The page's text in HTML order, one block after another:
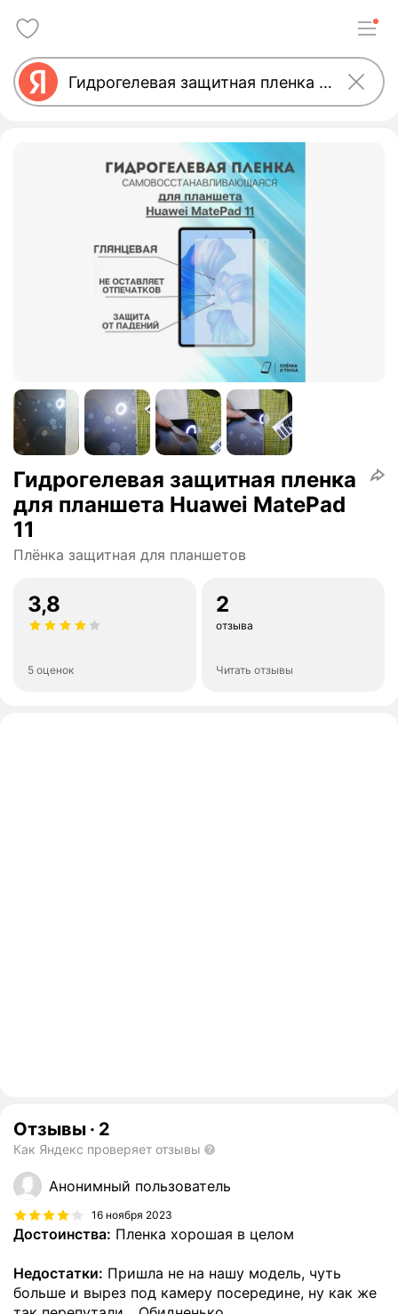
Гидрогелевая защитная пленка
для планшета Huawei MatePad
11
Плёнка защитная для планшетов
3,8
5 оценок
2
отзыва
Читать отзывы
Отзывы · 2
Как Яндекс проверяет отзывы
Анонимный пользователь
16 ноября 2023
Достоинства: Пленка хорошая в целом
Недостатки: Пришла не на нашу модель, чуть
больше и вырез под камеру посередине, ну как же